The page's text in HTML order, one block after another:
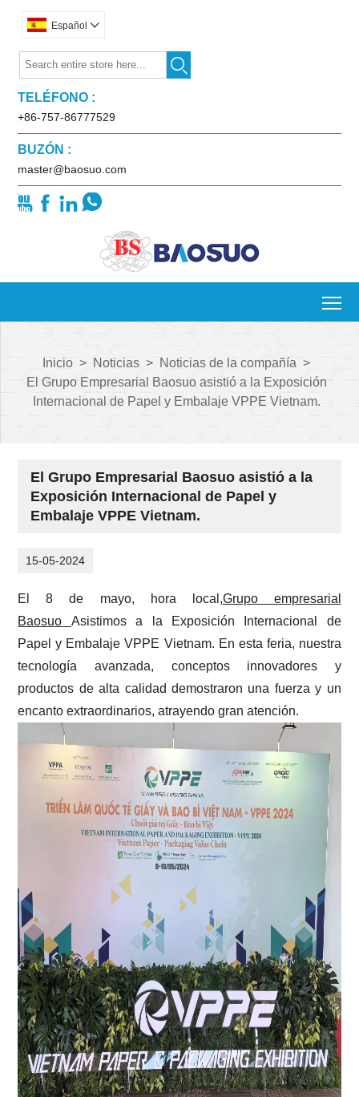
Español 

TELÉFONO :
+86-757-86777529
BUZÓN :
master@baosuo.com
   
Inicio > Noticias > Noticias de la compañía >
El Grupo Empresarial Baosuo asistió a la Exposición
Internacional de Papel y Embalaje VPPE Vietnam.
El Grupo Empresarial Baosuo asistió a la
Exposición Internacional de Papel y
Embalaje VPPE Vietnam.
15-05-2024
El 8 de mayo, hora local,Grupo empresarial
Baosuo
Asistimos a la Exposición Internacional de
Papel y Embalaje VPPE Vietnam. En esta feria, nuestra
tecnología avanzada, conceptos innovadores y
productos de alta calidad demostraron una fuerza y ​​un
encanto extraordinarios, atrayendo gran atención.